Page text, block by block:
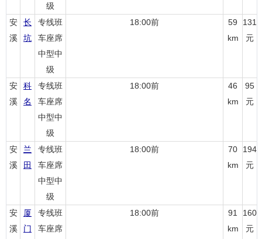
级
安
溪
长
坑
专线班
车座席
中型中
级
18:00前
59
km
131
元
安
溪
科
名
专线班
车座席
中型中
级
18:00前
46
km
95
元
安
溪
兰
田
专线班
车座席
中型中
级
18:00前
70
km
194
元
安
溪
厦
门
专线班
车座席
18:00前
91
km
160
元